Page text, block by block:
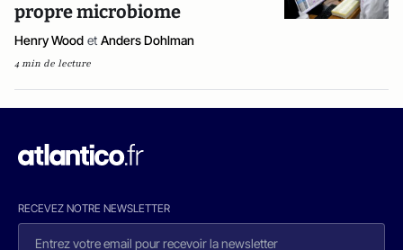
propre microbiome
Henry Wood et Anders Dohlman
4 min de lecture
RECEVEZ NOTRE NEWSLETTER